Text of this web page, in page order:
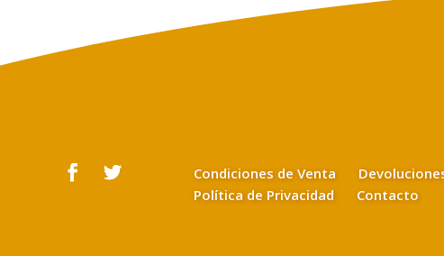
Condiciones de Venta
Política de Privacidad
Contacto